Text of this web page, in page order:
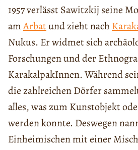
1957 verlässt Sawitzkij seine
amArbatund zieht nach
Nukus. Er widmet sich
Forschungen und der
KarakalpakInnen. Während
die zahlreichen Dörfer
alles, was zum Kunstobjekt
werden konnte. Deswegen
Einheimischen mit einer